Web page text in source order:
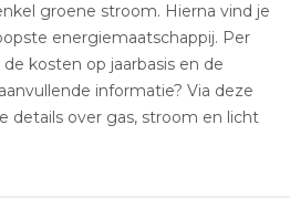
groene stroom. Hierna vind je
energiemaatschappij. Per
kosten op jaarbasis en de
informatie? Via deze
details over gas, stroom en licht